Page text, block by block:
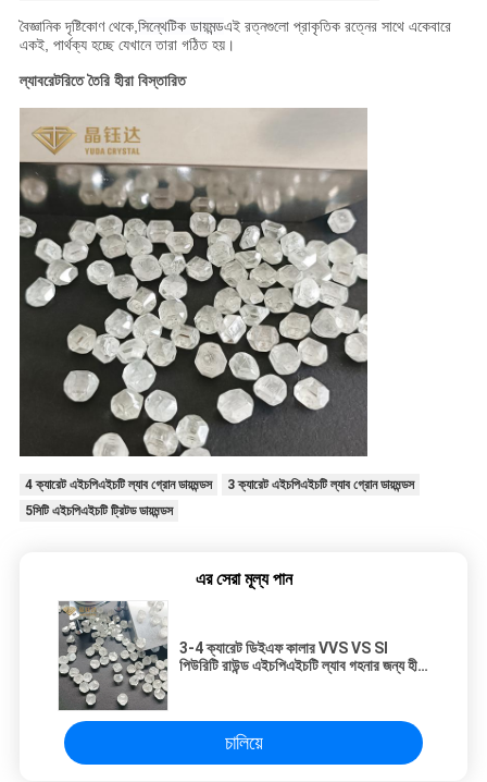
বৈজ্ঞানিক দৃষ্টিকোণ থেকে,সিন্থেটিক ডায়মন্ডএই রত্নগুলো প্রাকৃতিক রত্নের সাথে একেবারে
একই, পার্থক্য হচ্ছে যেখানে তারা গঠিত হয়।
ল্যাবরেটরিতে তৈরি হীরা বিস্তারিত
4 ক্যারেট এইচপিএইচটি ল্যাব গ্রোন ডায়মন্ডস
3 ক্যারেট এইচপিএইচটি ল্যাব গ্রোন ডায়মন্ডস
5সিটি এইচপিএইচটি ট্রিটড ডায়মন্ডস
এর সেরা মূল্য পান
3-4 ক্যারেট ডিইএফ কালার VVS VS SI
পিউরিটি রাউন্ড এইচপিএইচটি ল্যাব গহনার জন্য হীরা
চালিয়ে